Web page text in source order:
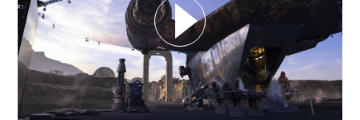
DODAJ TEN FILM DO PLAYLISTY